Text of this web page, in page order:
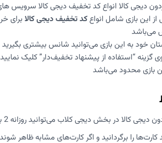
دیجی کالا انواع کد تخفیف دیجی کالا سرویس
این بازی شامل انواعکد تخفیف دیجی کالابرای
می‌باشد
خود به این بازی می‌توانید شانس بیشتری بگیرید
گزینه “استفاده از پیشنهاد تخفیف‌دار” کلیک نمایید
بازی محدود می‌باشد
کالا در بخش دیجی کلاب می‌توانید روزانه 2 بار بازی کنید
کارت‌ها را برگردانید و اگر کارت‌های مشابه ظاهر